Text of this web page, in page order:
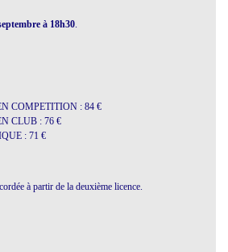
à 18h30.
COMPETITION : 84 €
CLUB : 76 €
: 71 €
à partir de la deuxième licence.